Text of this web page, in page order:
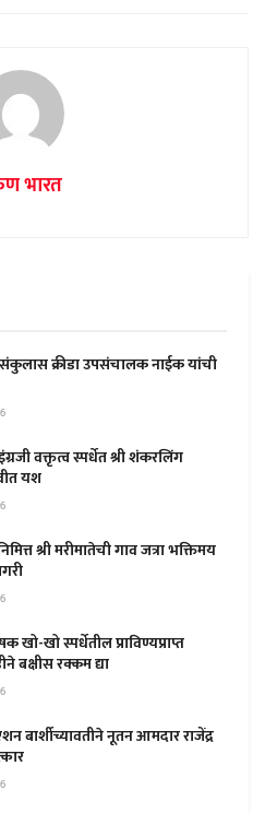
भारत
क्रीडा उपसंचालक नाईक यांची
वक्तृत्व स्पर्धेत श्री शंकरलिंग
यश
श्री मरीमातेची गाव जत्रा भक्तिमय
खो-खो स्पर्धेतील प्राविण्यप्राप्त
बक्षीस रक्कम द्या
बार्शीच्यावतीने नूतन आमदार राजेंद्र